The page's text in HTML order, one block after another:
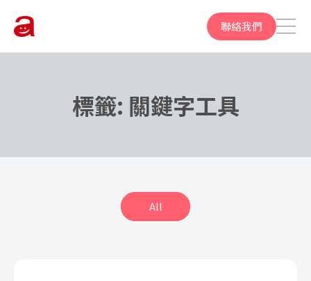
聯絡我們
標籤: 關鍵字工具
All